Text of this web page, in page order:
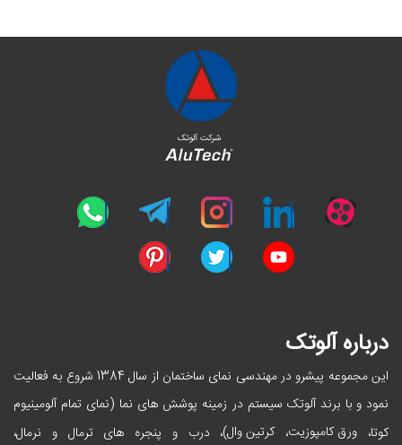
درباره آلوتک
این مجموعه پیشرو در مهندسی نمای ساختمان از سال 1384 شروع به فعالیت
نمود و با برند آلوتک سیستم در زمینه پوشش های نما (نمای تمام آلومینیوم
کوتا، ورق کامپوزیت،کرتین وال)، درب و پنجره های ترمال و نرمال،